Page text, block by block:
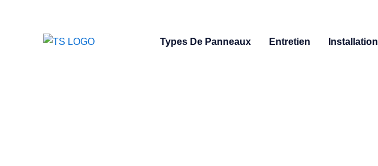
Types De Panneaux Entretien Installation